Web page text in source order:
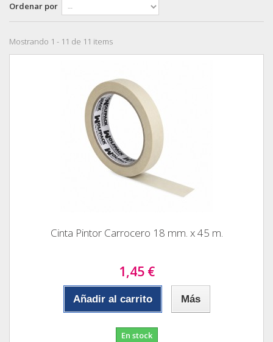
Ordenar por
Mostrando 1 - 11 de 11 items
Cinta Pintor Carrocero 18 mm. x 45 m.
1,45 €
Añadir al carrito Más
En stock